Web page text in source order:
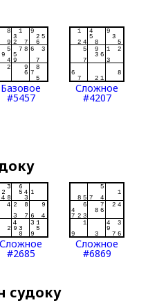
Базовое
#5457
Сложное
#4207
Сложное
#2685
Сложное
#6869
судоку